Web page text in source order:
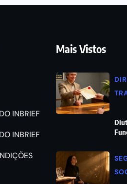
INBRIEF
INBRIEF
Mais Vistos